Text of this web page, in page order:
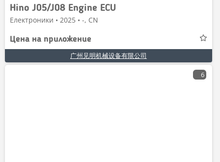
Hino J05/J08 Engine ECU
Електроники • 2025 • -, CN
Цена на приложение
广州见明机械设备有限公司
6